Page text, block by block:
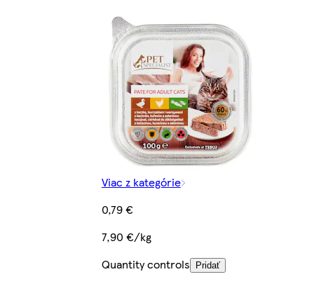
Viac z kategórie
0,79 €
7,90 €/kg
Quantity controls
Pridať